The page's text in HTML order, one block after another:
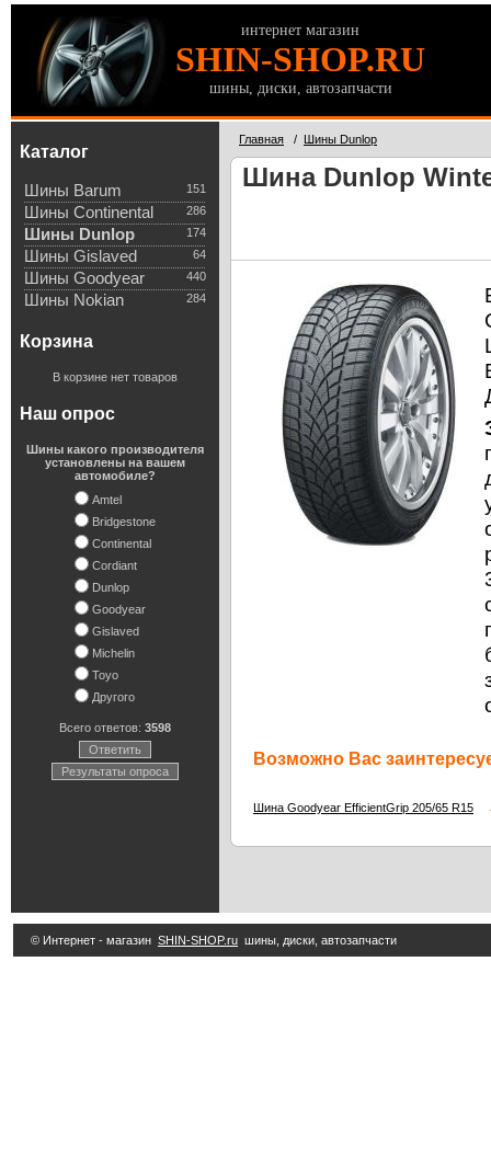
интернет магазин
SHIN-SHOP.RU
шины, диски, автозапчасти
Каталог
151
Шины Barum
286
Шины Continental
174
Шины Dunlop
64
Шины Gislaved
440
Шины Goodyear
284
Шины Nokian
Корзина
В корзине нет товаров
Наш опрос
Шины какого производителя
установлены на вашем
автомобиле?
Amtel
Bridgestone
Continental
Cordiant
Dunlop
Goodyear
Gislaved
Michelin
Toyo
Другого
Всего ответов: 3598
Ответить
Результаты опроса
Главная / Шины Dunlop
Шина Dunlop
Возможно Вас
Шина Goodyear EfficientGrip 205/65 R15
© Интернет - магазин SHIN-SHOP.ru шины, диски, автозапчасти